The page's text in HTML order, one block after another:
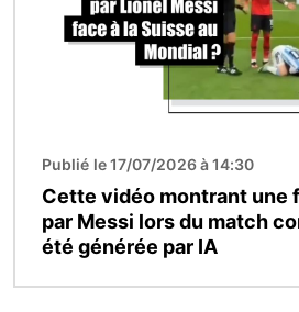
Publié le 17/07/2026 à 14:30
Cette vidéo montrant une
par Messi lors du match
été générée par IA